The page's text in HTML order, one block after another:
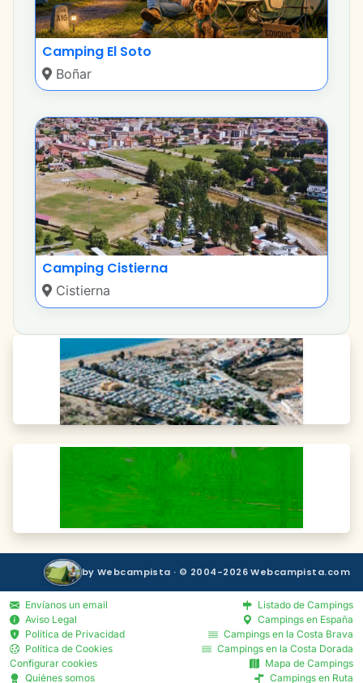
Camping El Soto
Boñar
Camping Cistierna
Cistierna
by Webcampista · © 2004-2026 Webcampista.com
Envíanos un email
Aviso Legal
Política de Privacidad
Política de Cookies
Configurar cookies
Quiénes somos
Listado de Campings
Campings en España
Campings en la Costa Brava
Campings en la Costa Dorada
Mapa de Campings
Campings en Ruta